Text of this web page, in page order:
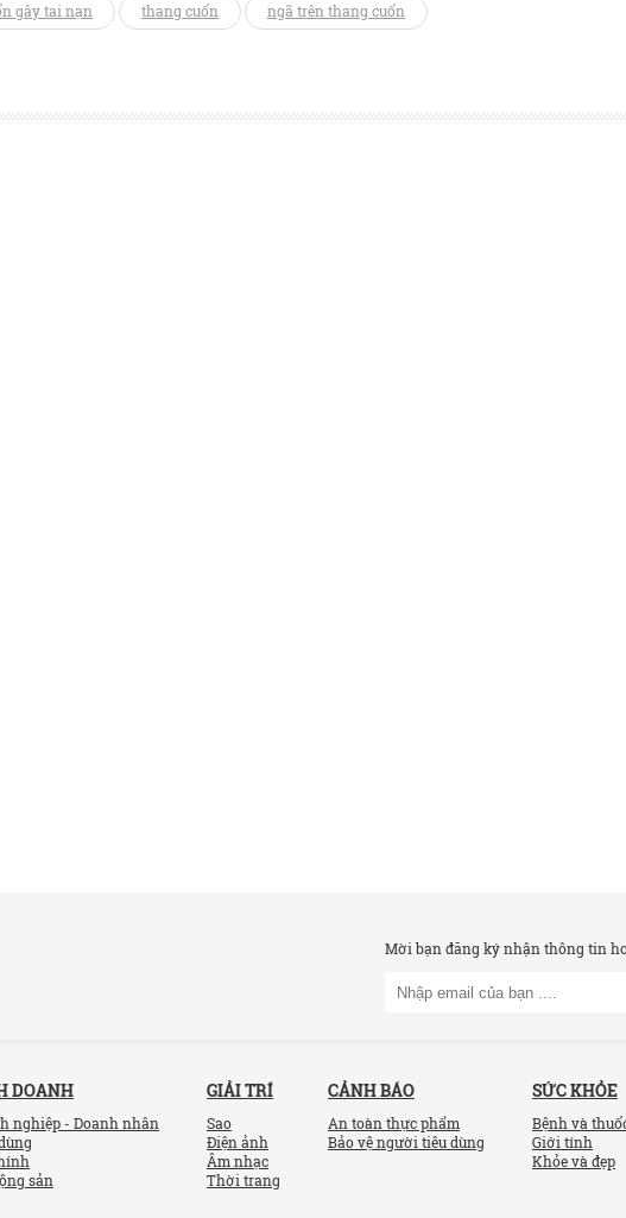
gây tai nạn thang cuốn ngã trên thang cuốn
Mời bạn đăng ký nhận thông tin
DOANH
nghiệp - Doanh nhân
sản
GIẢI TRÍ
Sao
Điện ảnh
Âm nhạc
Thời trang
CẢNH BÁO
An toàn thực phẩm
Bảo vệ người tiêu dùng
SỨC KHỎE
Bệnh và
Giới tính
Khỏe và đẹp